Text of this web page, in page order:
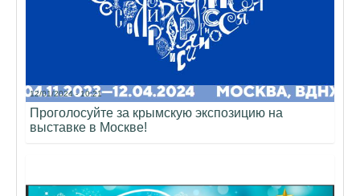
12/01/2024 - 10:21
Проголосуйте за крымскую экспозицию на
выставке в Москве!